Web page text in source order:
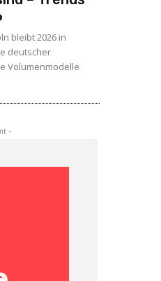
bleibt 2026 in
deutscher
Volumenmodelle
-